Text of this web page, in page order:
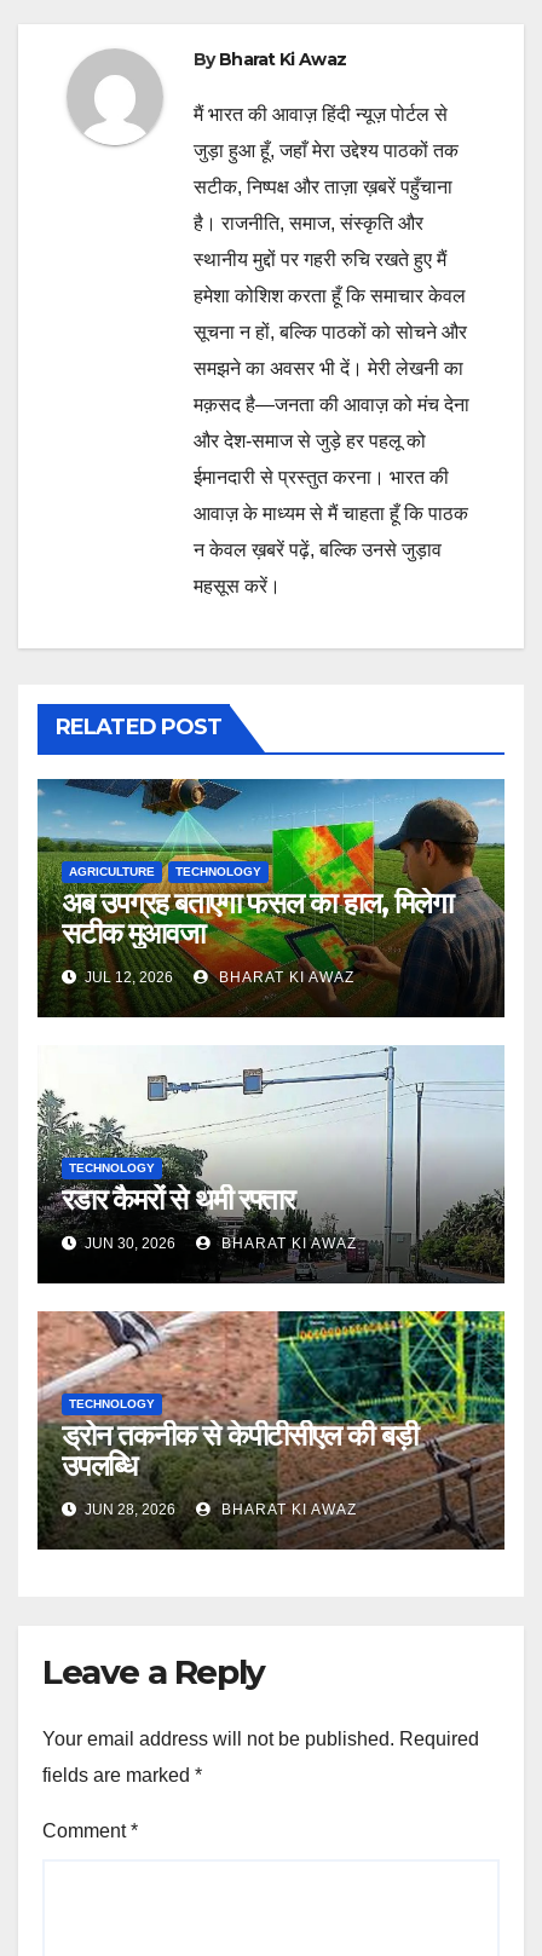
ByBharat Ki Awaz
मैं भारत की आवाज़ हिंदी न्यूज़ पोर्टल से
जुड़ा हुआ हूँ, जहाँ मेरा उद्देश्य पाठकों तक
सटीक, निष्पक्ष और ताज़ा ख़बरें पहुँचाना
है। राजनीति, समाज, संस्कृति और
स्थानीय मुद्दों पर गहरी रुचि रखते हुए मैं
हमेशा कोशिश करता हूँ कि समाचार केवल
सूचना न हों, बल्कि पाठकों को सोचने और
समझने का अवसर भी दें। मेरी लेखनी का
मक़सद है—जनता की आवाज़ को मंच देना
और देश-समाज से जुड़े हर पहलू को
ईमानदारी से प्रस्तुत करना। भारत की
आवाज़ के माध्यम से मैं चाहता हूँ कि पाठक
न केवल ख़बरें पढ़ें, बल्कि उनसे जुड़ाव
महसूस करें।
RELATED POST
AGRICULTURE TECHNOLOGY
अब उपग्रह बताएगा फसल का हाल, मिलेगा
सटीक मुआवजा
JUL 12, 2026 BHARAT KI AWAZ
TECHNOLOGY
रडार कैमरों से थमी रफ्तार
JUN 30, 2026 BHARAT KI AWAZ
TECHNOLOGY
ड्रोन तकनीक से केपीटीसीएल की बड़ी
उपलब्धि
JUN 28, 2026 BHARAT KI AWAZ
Leave a Reply
Your email address will not be published. Required
fields are marked *
Comment*